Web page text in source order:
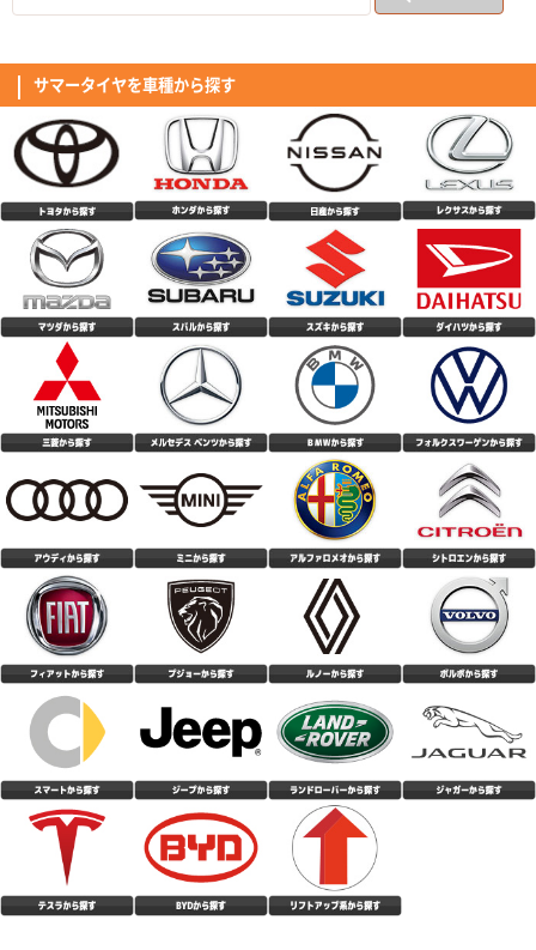
サマータイヤを車種から探す
イヤで良いかなと思います。素人ながらロードノイズや道路の凹凸も気にな
てから、巡航回転になった際、あっ。と感じるほどです｢個人の感想｣ タイ
が、そのうち気にならなくなりましたが、少し大きめのような気がします。
サイドのデザインは、独特で好き嫌いが出るかと思いますが、私は好感がも
てました。全体的な評価としては高評価です。
RADAR Dimax R8+ 255/40R19.Z 100Y XL
このタイヤ、価格の割にたいへんグリップの良い感じ。 乗り心地も良いで
す。 前輪と後輪のタイヤサイズが違う車に装着しました。
(4.00点)
shu*******さん
MINERVA F205 195/45R17.Z 85W XL
中古車購入時に装着されていたタイヤがパンクによるサイドウォールの破損
で泣く泣く4本交換。 口コミの良いミネルバを購入して履いた所、コスパ良
すぎでは！？と感動するくらい良かったです。 まだ交換して2週間程なので
評価はオール4にしておきました。 これはお勧めですよ。
(5.00点)tak*******さん
CEAT EcoDrive 185/65R15 92T XL
対応が早くて良かった
(4.33点)パナマニさん
CEAT SecuraDrive 215/55R18 99V XL
トータルバランスとコスパに優れたコンフォートタイヤ。 キビキビとした
敏捷性はないものの、しっとりとした走行感で疲れにくく反応が曖昧過ぎる
こともない。 ドライの高速コーナーでは路面に吸い付く様にグリップし不
安感無し。 外部からの入力をパンと跳ね返すというよりも、マイルドにい
なす方向の性格に感じる。 標準的な静粛性は確保されており、トンネル内
でも変なパターンノイズなし。オーディオも普通に視聴可能。 デミング大
賞受賞の底力を感じる。 低価格と認知度の低さから不安に感じるユーザー
もいると思うが、どうか安心して購入して試して欲しい逸品。
(4.10点)gua*******さん
MOMO M-300 225/50R18 99Y XL
購入後、約２週間が、経過しましたが、 静粛性については、以前履いてい
た、 Michelinプライマシー４より、静かに感じます。 今迄、Michelinしか
履いたことがないので、一番 静かなタイヤは、Michelinと思っていました
が、 それを上回る静粛性が、この値段で買える事に、 びっくりしておりま
す。 乗り心地に関しては、若干、跳ねる感じはありますが、 気になるほど
の事でもないです。 燃費性能に関しては、若干落ちた感じもありますが、
夏場ということもあり、エアコンの関係もあるかも しれません。 高速性の
に関しては、高速道路を、利用していない為、 評価していません 想像して
いた、性能以上のポテンシャルです。
(4.86点)
hid*******さん
NANKANG NS-20 195/50R16 88V XL
前回はKUMHOのタイヤだったのですが、タイヤこうか交換してみて安定感
や静粛性などとても良かったです。 価格も安くコスパは最高だと思いま
す。
(5.00点)ken*******さん
MAXTREK MAXIMUS M2 205/60R16 92V
値段の割には、良いタイヤだと思います。 思った以上に静粛性は高いと思
います。 ウェット性能に関しては、5.0点としていますが、正直まだ大雨に
は当たっていない為分かりません笑
(4.36点)ぷくたんさん
MINERVA 209 165/55R15 75H
以前はナンカンタイヤを使用していたが、値段高騰によりこのタイヤにしま